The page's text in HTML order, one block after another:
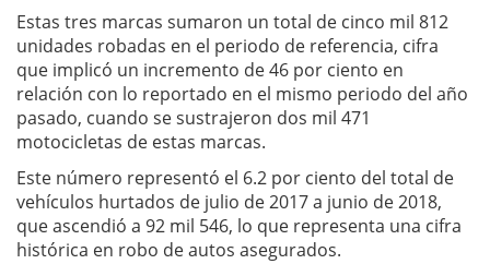
Estas tres marcas sumaron un total de cinco mil 812
unidades robadas en el periodo de referencia, cifra
que implicó un incremento de 46 por ciento en
relación con lo reportado en el mismo periodo del año
pasado, cuando se sustrajeron dos mil 471
motocicletas de estas marcas.
Este número representó el 6.2 por ciento del total de
vehículos hurtados de julio de 2017 a junio de 2018,
que ascendió a 92 mil 546, lo que representa una cifra
histórica en robo de autos asegurados.